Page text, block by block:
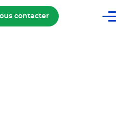
contacter